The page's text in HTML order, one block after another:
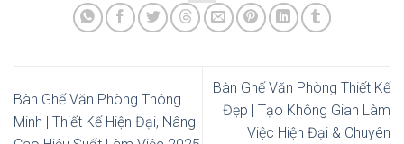
Bàn Ghế Văn Phòng Thông
Minh | Thiết Kế Hiện Đại, Nâng
Bàn Ghế Văn Phòng Thiết Kế
Đẹp | Tạo Không Gian Làm
Việc Hiện Đại & Chuyên